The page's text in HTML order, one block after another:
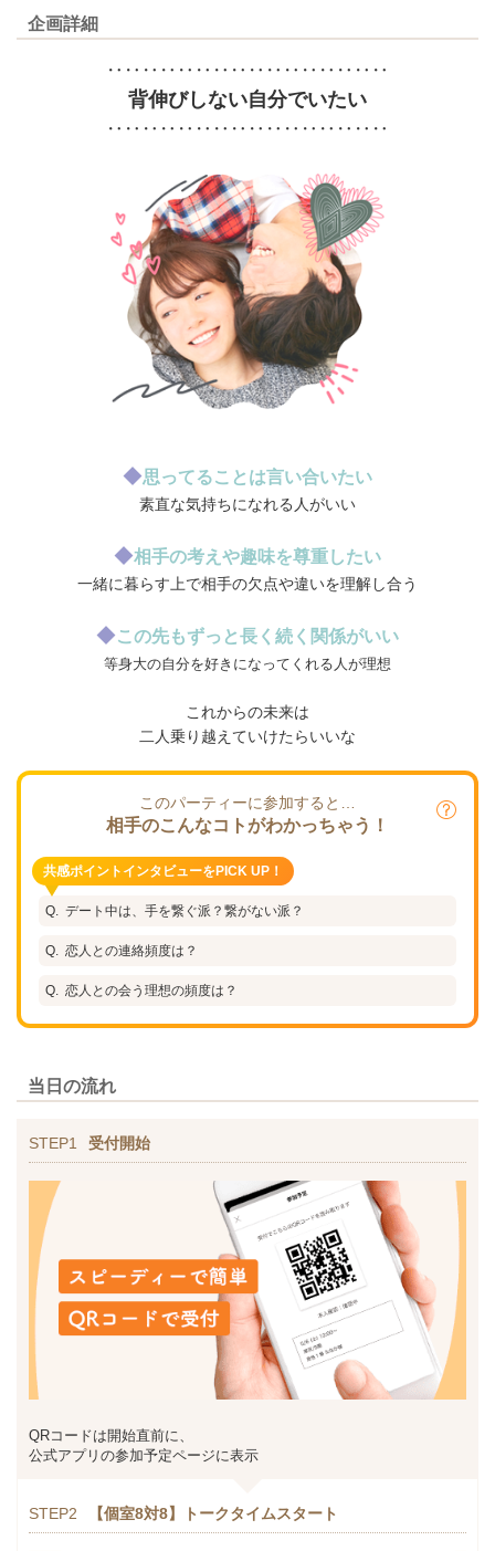
企画詳細
‥‥‥‥‥‥‥‥‥‥‥‥‥‥‥‥
背伸びしない自分でいたい
‥‥‥‥‥‥‥‥‥‥‥‥‥‥‥‥
◆思ってることは言い合いたい
素直な気持ちになれる人がいい
◆相手の考えや趣味を尊重したい
一緒に暮らす上で相手の欠点や違いを理解し合う
◆この先もずっと長く続く関係がいい
等身大の自分を好きになってくれる人が理想
これからの未来は
二人乗り越えていけたらいいな
このパーティーに参加すると…
相手のこんなコトがわかっちゃう！
共感ポイントインタビューをPICK UP！
デート中は、手を繋ぐ派？繋がない派？
恋人との連絡頻度は？
恋人との会う理想の頻度は？
当日の流れ
STEP1 受付開始
QRコードは開始直前に、
公式アプリの参加予定ページに表示
STEP2 【個室8対8】トークタイムスタート